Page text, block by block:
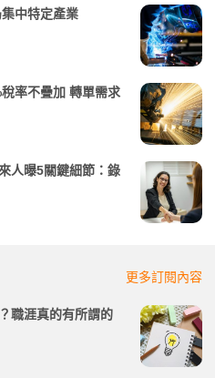
中特定產業
率不疊加 轉單需求
人曝5關鍵細節：錄
更多訂閱內容
職涯真的有所謂的